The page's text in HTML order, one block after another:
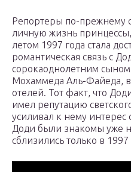
Репортеры по-прежнему
личную жизнь
летом 1997 года стала
романтическая связь с
сорокаоднолетним
Мохаммеда Аль-Файеда,
отелей. Тот факт, что
имел репутацию
усиливал к нему интерес
Доди были знакомы уже
сблизились только в 1997